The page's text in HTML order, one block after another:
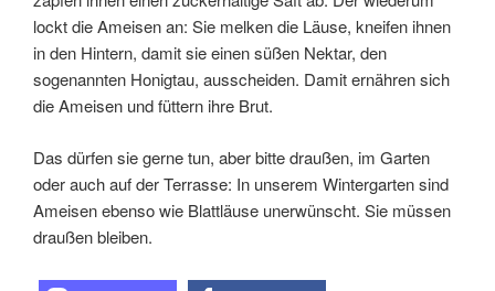
lockt die Ameisen an: Sie melken die Läuse, kneifen ihnen
in den Hintern, damit sie einen süßen Nektar, den
sogenannten Honigtau, ausscheiden. Damit ernähren sich
die Ameisen und füttern ihre Brut.
Das dürfen sie gerne tun, aber bitte draußen, im Garten
oder auch auf der Terrasse: In unserem Wintergarten sind
Ameisen ebenso wie Blattläuse unerwünscht. Sie müssen
draußen bleiben.